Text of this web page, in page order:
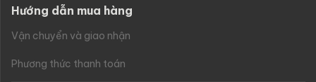
Hướng dẫn mua hàng
Vận chuyển và giao nhận
Phương thức thanh toán